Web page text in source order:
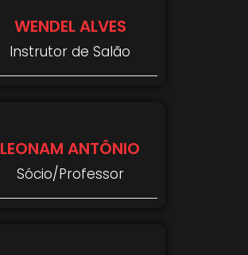
WENDEL ALVES
Instrutor de Salão
LEONAM ANTÔNIO
Sócio/Professor